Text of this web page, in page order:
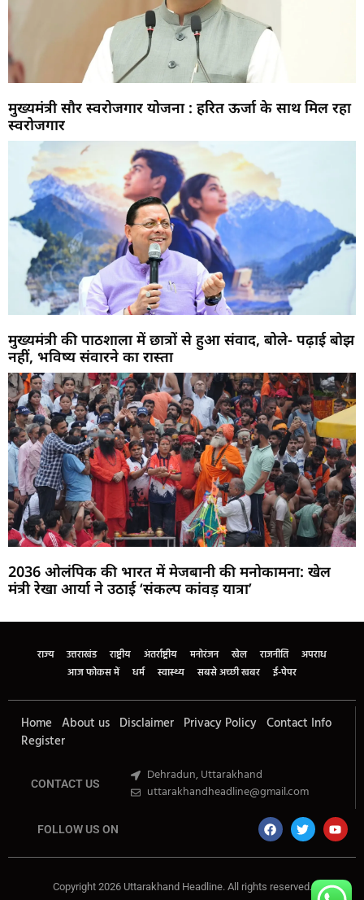
मुख्यमंत्री सौर स्वरोजगार योजना : हरित ऊर्जा के साथ मिल रहा
स्वरोजगार
मुख्यमंत्री की पाठशाला में छात्रों से हुआ संवाद, बोले- पढ़ाई बोझ
नहीं, भविष्य संवारने का रास्ता
2036 ओलंपिक की भारत में मेजबानी की मनोकामना: खेल
मंत्री रेखा आर्या ने उठाई ‘संकल्प कांवड़ यात्रा’
राज्य उत्तराखंड राष्ट्रीय अंतर्राष्ट्रीय मनोरंजन खेल राजनीति
अपराध
आज फोकस में
धर्म स्वास्थ्य सबसे अच्छी खबर ई-पेपर
Home About us Disclaimer Privacy Policy Contact Info
Register
CONTACT US
Dehradun, Uttarakhand
uttarakhandheadline@gmail.com
FOLLOW US ON
Copyright 2026 Uttarakhand Headline. All rights reserved.